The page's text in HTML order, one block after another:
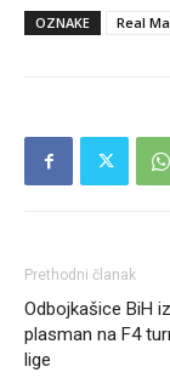
OZNAKE Real
Prethodni članak
Odbojkašice BiH
plasman na F4
lige